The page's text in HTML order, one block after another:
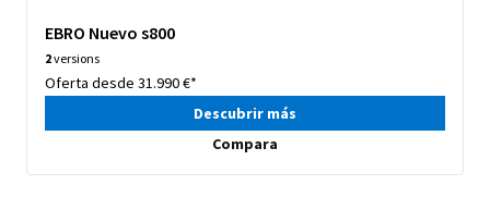
EBRO Nuevo s800
2versions
Oferta desde 31.990 €*
Descubrir más
Compara